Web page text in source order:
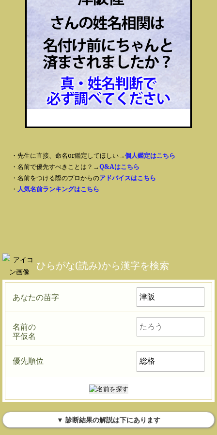
・先生に直接、命名or鑑定してほしい→個人鑑定はこちら
・名前で優先すべきことは？→Q&Aはこちら
・名前をつける際のプロからのアドバイスはこちら
・ 人気名前ランキングはこちら
ひらがな(読み)から漢字を検索
あなたの苗字
名前の
平仮名
優先順位
▼ 診断結果の解説は下にあります